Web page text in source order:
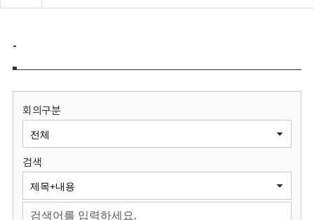
정
보
원
회
-
회의구분
검색